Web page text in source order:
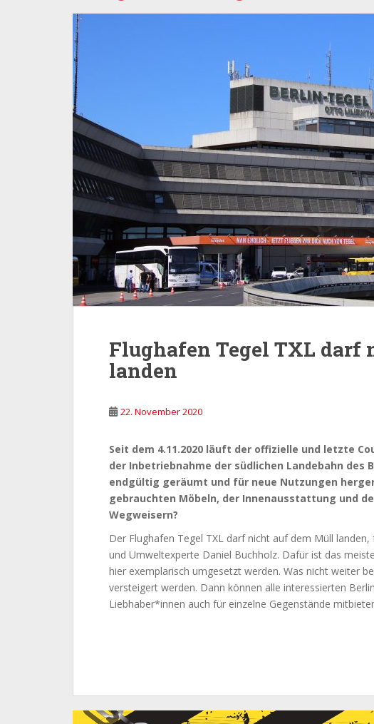
Flughafen Tegel TXL
landen
22. November 2020
Seit dem 4.11.2020 läuft der offizielle und letzte
der Inbetriebnahme der südlichen Landebahn des
endgültig geräumt und für neue Nutzungen
gebrauchten Möbeln, der Innenausstattung und
Wegweisern?
Der Flughafen Tegel TXL darf nicht auf dem Müll
und Umweltexperte Daniel Buchholz. Dafür ist das
hier exemplarisch umgesetzt werden. Was nicht weiter
versteigert werden. Dann können alle interessierten
Liebhaber*innen auch für einzelne Gegenstände